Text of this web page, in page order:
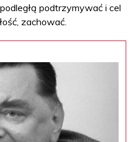
podtrzymywać i cel
zachować.